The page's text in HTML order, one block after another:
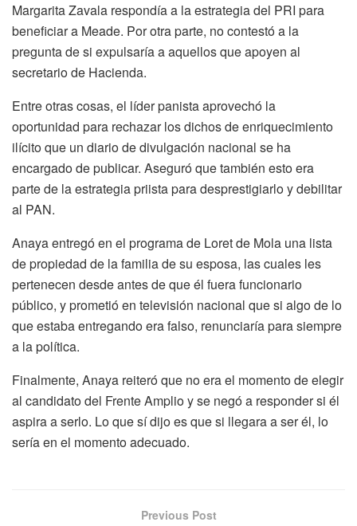
Margarita Zavala respondía a la estrategia del PRI para
beneficiar a Meade. Por otra parte, no contestó a la
pregunta de si expulsaría a aquellos que apoyen al
secretario de Hacienda.
Entre otras cosas, el líder panista aprovechó la
oportunidad para rechazar los dichos de enriquecimiento
ilícito que un diario de divulgación nacional se ha
encargado de publicar. Aseguró que también esto era
parte de la estrategia priista para desprestigiarlo y debilitar
al PAN.
Anaya entregó en el programa de Loret de Mola una lista
de propiedad de la familia de su esposa, las cuales les
pertenecen desde antes de que él fuera funcionario
público, y prometió en televisión nacional que si algo de lo
que estaba entregando era falso, renunciaría para siempre
a la política.
Finalmente, Anaya reiteró que no era el momento de elegir
al candidato del Frente Amplio y se negó a responder si él
aspira a serlo. Lo que sí dijo es que si llegara a ser él, lo
sería en el momento adecuado.
Previous Post